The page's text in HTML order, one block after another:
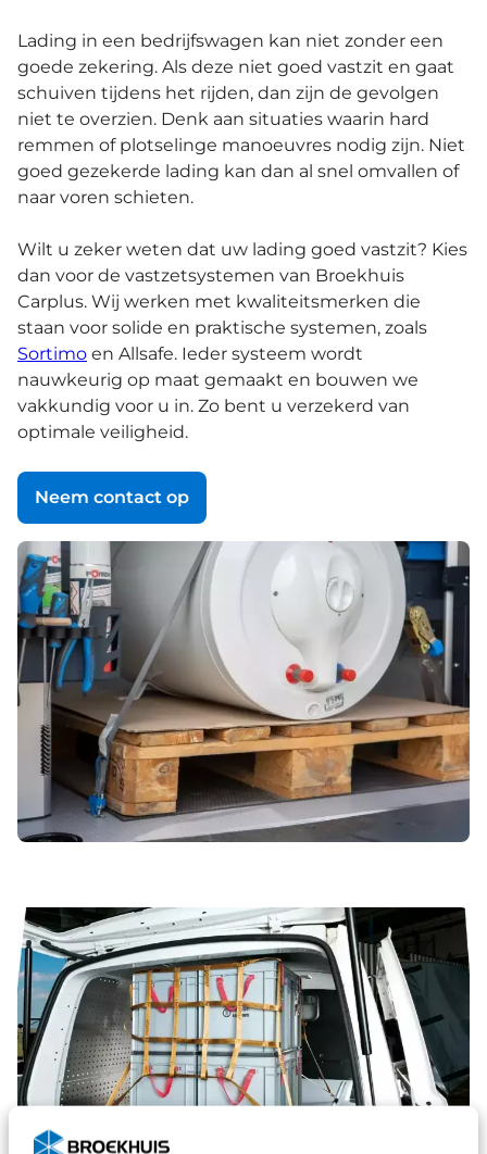
Lading in een bedrijfswagen kan niet zonder een
goede zekering. Als deze niet goed vastzit en gaat
schuiven tijdens het rijden, dan zijn de gevolgen
niet te overzien. Denk aan situaties waarin hard
remmen of plotselinge manoeuvres nodig zijn. Niet
goed gezekerde lading kan dan al snel omvallen of
naar voren schieten.
Wilt u zeker weten dat uw lading goed vastzit? Kies
dan voor de vastzetsystemen van Broekhuis
Carplus. Wij werken met kwaliteitsmerken die
staan voor solide en praktische systemen, zoals
Sortimo en Allsafe. Ieder systeem wordt
nauwkeurig op maat gemaakt en bouwen we
vakkundig voor u in. Zo bent u verzekerd van
optimale veiligheid.
Neem contact op